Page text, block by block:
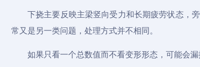
下挠主要反映主梁竖向受力和长期疲劳状态，
常又是另一类问题，处理方式并不相同。
如果只看一个总数值而不看变形形态，可能会漏